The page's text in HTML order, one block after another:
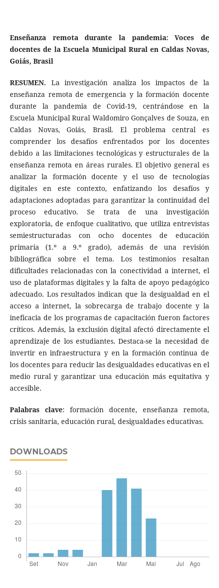
Enseñanza remota durante la pandemia: Voces de
docentes de la Escuela Municipal Rural en Caldas Novas,
Goiás, Brasil
RESUMEN. La investigación analiza los impactos de la
enseñanza remota de emergencia y la formación docente
durante la pandemia de Covid-19, centrándose en la
Escuela Municipal Rural Waldomiro Gonçalves de Souza, en
Caldas Novas, Goiás, Brasil. El problema central es
comprender los desafíos enfrentados por los docentes
debido a las limitaciones tecnológicas y estructurales de la
enseñanza remota en áreas rurales. El objetivo general es
analizar la formación docente y el uso de tecnologías
digitales en este contexto, enfatizando los desafíos y
adaptaciones adoptadas para garantizar la continuidad del
proceso educativo. Se trata de una investigación
exploratoria, de enfoque cualitativo, que utiliza entrevistas
semiestructuradas con ocho docentes de educación
primaria (1.º a 9.º grado), además de una revisión
bibliográfica sobre el tema. Los testimonios resaltan
dificultades relacionadas con la conectividad a internet, el
uso de plataformas digitales y la falta de apoyo pedagógico
adecuado. Los resultados indican que la desigualdad en el
acceso a internet, la sobrecarga de trabajo docente y la
ineficacia de los programas de capacitación fueron factores
críticos. Además, la exclusión digital afectó directamente el
aprendizaje de los estudiantes. Destaca-se la necesidad de
invertir en infraestructura y en la formación continua de
los docentes para reducir las desigualdades educativas en el
medio rural y garantizar una educación más equitativa y
accesible.
Palabras clave: formación docente, enseñanza remota,
crisis sanitaria, educación rural, desigualdades educativas.
DOWNLOADS